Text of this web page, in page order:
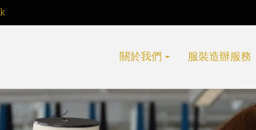
關於我們 服裝造辦服務